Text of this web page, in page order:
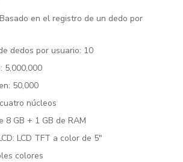
en el registro de un dedo por
dedos por usuario: 10
5,000,000
50,000
núcleos
8 GB + 1 GB de RAM
LCD TFT a color de 5″
colores